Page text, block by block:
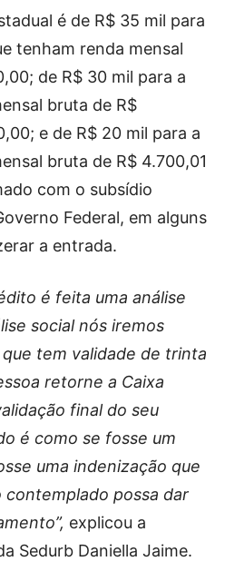
é de R$ 35 mil para
tenham renda mensal
de R$ 30 mil para a
bruta de R$
e de R$ 20 mil para a
bruta de R$ 4.700,01
com o subsídio
Federal, em alguns
a entrada.
é feita uma análise
social nós iremos
tem validade de trinta
retorne a Caixa
final do seu
é como se fosse um
uma indenização que
contemplado possa dar
explicou a
Sedurb Daniella Jaime.